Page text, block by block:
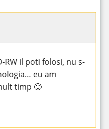
RW il poti folosi, nu s-
eu am
timp 🙂